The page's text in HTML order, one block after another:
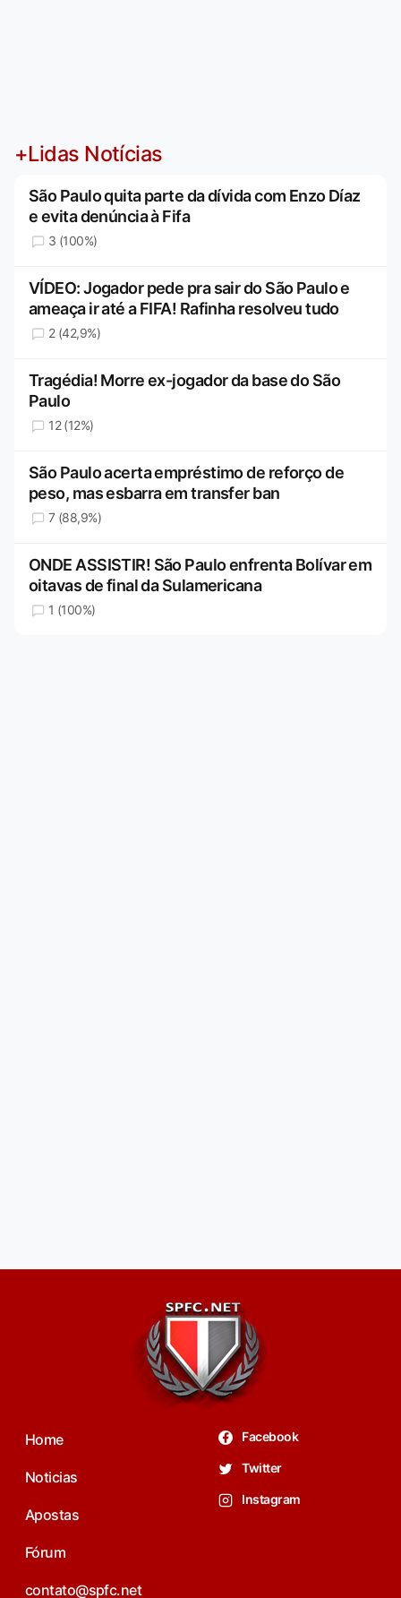
+Lidas Notícias
São Paulo quita parte da dívida com Enzo Díaz
e evita denúncia à Fifa
3 (100%)
VÍDEO: Jogador pede pra sair do São Paulo e
ameaça ir até a FIFA! Rafinha resolveu tudo
2 (42,9%)
Tragédia! Morre ex-jogador da base do São
Paulo
12 (12%)
São Paulo acerta empréstimo de reforço de
peso, mas esbarra em transfer ban
7 (88,9%)
ONDE ASSISTIR! São Paulo enfrenta Bolívar em
oitavas de final da Sulamericana
1 (100%)
Home
Noticias
Apostas
Fórum
contato@spfc.net
Facebook
Twitter
Instagram